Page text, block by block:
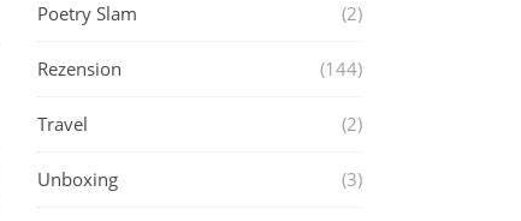
Poetry Slam (2)
Rezension (144)
Travel (2)
Unboxing (3)